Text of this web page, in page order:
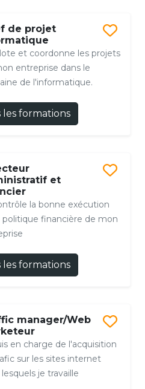
de projet
et coordonne les projets
entreprise dans le
de l'informatique.
formations
et
la bonne exécution
politique financière de mon
formations
manager/Web
en charge de l'acquisition
sur les sites internet
je travaille